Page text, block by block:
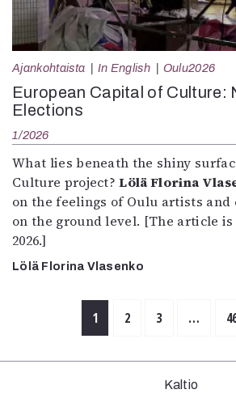
Ajankohtaista In English Oulu2026
European Capital of Culture:
Elections
1/2026
What lies beneath the shiny
Culture project?Lölä Florina
on the feelings of Oulu artists
on the ground level. [The article
2026.]
Lölä Florina Vlasenko
1 2 3 …
Kaltio